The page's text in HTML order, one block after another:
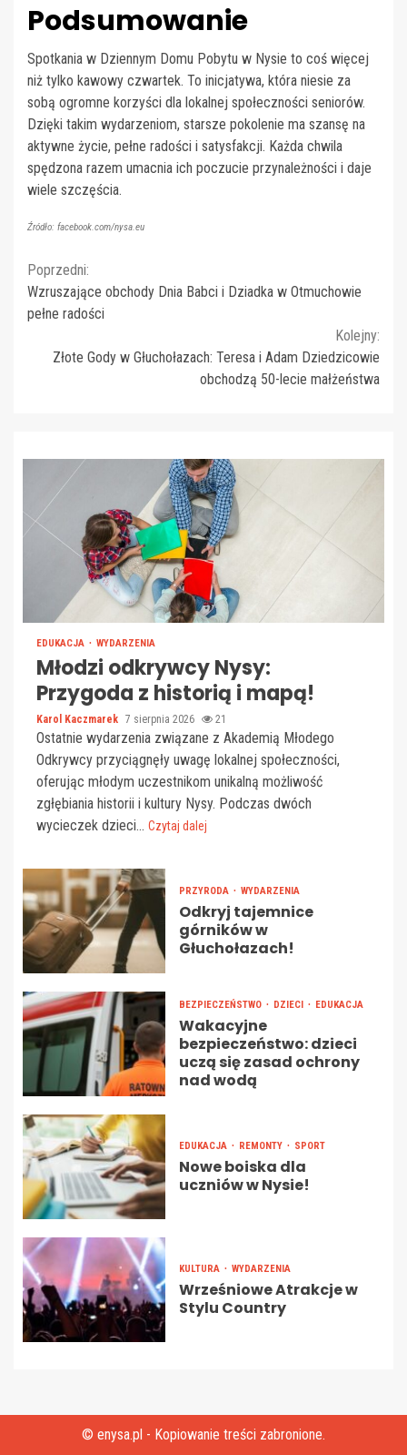
Podsumowanie
Spotkania w Dziennym Domu Pobytu w Nysie to coś więcej
niż tylko kawowy czwartek. To inicjatywa, która niesie za
sobą ogromne korzyści dla lokalnej społeczności seniorów.
Dzięki takim wydarzeniom, starsze pokolenie ma szansę na
aktywne życie, pełne radości i satysfakcji. Każda chwila
spędzona razem umacnia ich poczucie przynależności i daje
wiele szczęścia.
Źródło: facebook.com/nysa.eu
Continue
Reading
Poprzedni:
Wzruszające obchody Dnia Babci i Dziadka w Otmuchowie
pełne radości
Kolejny:
Złote Gody w Głuchołazach: Teresa i Adam Dziedzicowie
obchodzą 50-lecie małżeństwa
EDUKACJA WYDARZENIA
Młodzi odkrywcy Nysy:
Przygoda z historią i mapą!
Karol Kaczmarek 7 sierpnia 2026 21
Ostatnie wydarzenia związane z Akademią Młodego
Odkrywcy przyciągnęły uwagę lokalnej społeczności,
oferując młodym uczestnikom unikalną możliwość
zgłębiania historii i kultury Nysy. Podczas dwóch
wycieczek dzieci... Czytaj dalej
PRZYRODA WYDARZENIA
Odkryj tajemnice
górników w
Głuchołazach!
BEZPIECZEŃSTWO DZIECI EDUKACJA
Wakacyjne
bezpieczeństwo: dzieci
uczą się zasad ochrony
nad wodą
EDUKACJA REMONTY SPORT
Nowe boiska dla
uczniów w Nysie!
KULTURA WYDARZENIA
Wrześniowe Atrakcje w
Stylu Country
© enysa.pl - Kopiowanie treści zabronione.